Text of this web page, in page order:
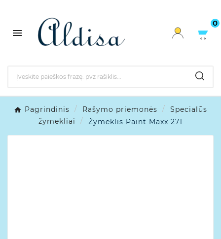

0
Pagrindinis Rašymo priemonės
Specialūs
žymekliai
Žymeklis Paint Maxx 271